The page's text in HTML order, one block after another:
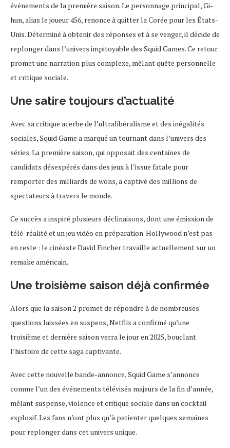
événements de la première saison. Le personnage principal, Gi-
hun, alias le joueur 456, renonce à quitter la Corée pour les États-
Unis. Déterminé à obtenir des réponses et à se venger, il décide de
replonger dans l’univers impitoyable des Squid Games. Ce retour
promet une narration plus complexe, mêlant quête personnelle
et critique sociale.
Une satire toujours d’actualité
Avec sa critique acerbe de l’ultralibéralisme et des inégalités
sociales, Squid Game a marqué un tournant dans l’univers des
séries. La première saison, qui opposait des centaines de
candidats désespérés dans des jeux à l’issue fatale pour
remporter des milliards de wons, a captivé des millions de
spectateurs à travers le monde.
Ce succès a inspiré plusieurs déclinaisons, dont une émission de
télé-réalité et un jeu vidéo en préparation. Hollywood n’est pas
en reste : le cinéaste David Fincher travaille actuellement sur un
remake américain.
Une troisième saison déjà confirmée
Alors que la saison 2 promet de répondre à de nombreuses
questions laissées en suspens, Netflix a confirmé qu’une
troisième et dernière saison verra le jour en 2025, bouclant
l’histoire de cette saga captivante.
Avec cette nouvelle bande-annonce, Squid Game s’annonce
comme l’un des événements télévisés majeurs de la fin d’année,
mêlant suspense, violence et critique sociale dans un cocktail
explosif. Les fans n’ont plus qu’à patienter quelques semaines
pour replonger dans cet univers unique.